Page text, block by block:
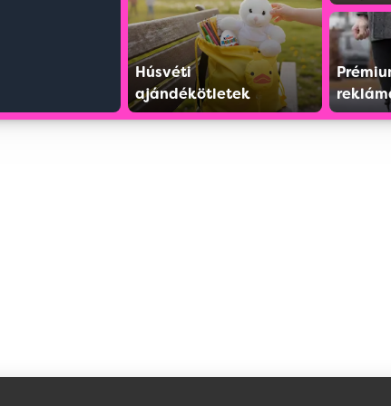
Húsvéti
ajándékötletek